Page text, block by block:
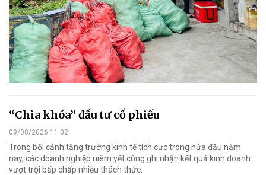
“Chìa khóa” đầu tư cổ phiếu
09/08/2026 11:02
Trong bối cảnh tăng trưởng kinh tế tích cực trong nửa đầu năm
nay, các doanh nghiệp niêm yết cũng ghi nhận kết quả kinh doanh
vượt trội bấp chấp nhiều thách thức.